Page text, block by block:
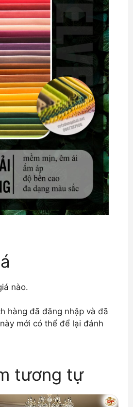
nào.
hàng đã đăng nhập và đã
mới có thể để lại đánh
tương tự